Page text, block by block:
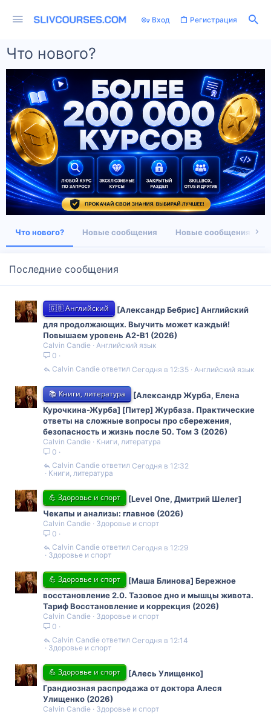
Вход Регистрация
Что нового?
Что нового? Новые сообщения Новые сообщения
Последние сообщения
🇬🇧 Английский
[Александр Бебрис] Английский
для продолжающих. Выучить может каждый!
Повышаем уровень A2-B1 (2026)
Calvin Candie
Английский язык
0
Английский язык
Сегодня в 12:35
Calvin Candie
📚 Книги, литература
[Александр Журба, Елена
Курочкина-Журба] [Питер] Журбаза. Практические
ответы на сложные вопросы про сбережения,
безопасность и жизнь после 50. Том 3 (2026)
Calvin Candie
Книги, литература
0
Книги, литература
Сегодня в 12:32
Calvin Candie
💪 Здоровье и спорт
[Level One, Дмитрий Шелег]
Чекапы и анализы: главное (2026)
Calvin Candie
Здоровье и спорт
0
Здоровье и спорт
Сегодня в 12:29
Calvin Candie
💪 Здоровье и спорт
[Маша Блинова] Бережное
восстановление 2.0. Тазовое дно и мышцы живота.
Тариф Восстановление и коррекция (2026)
Calvin Candie
Здоровье и спорт
0
Здоровье и спорт
Сегодня в 12:14
Calvin Candie
💪 Здоровье и спорт
[Алесь Улищенко]
Грандиозная распродажа от доктора Алеся
Улищенко (2026)
Calvin Candie
Здоровье и спорт